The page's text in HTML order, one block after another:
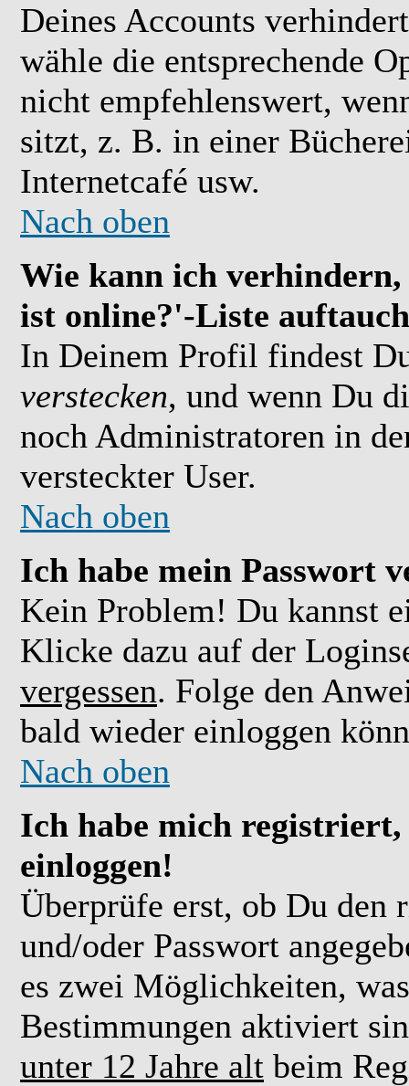
Deines Accounts
wähle die entsprechende
nicht empfehlenswert,
sitzt, z. B. in einer
Internetcafé usw.
Nach oben
Wie kann ich
ist online?'-Liste
In Deinem Profil findest
verstecken, und wenn Du
noch Administratoren in
versteckter User.
Nach oben
Ich habe mein Passwort
Kein Problem! Du kannst
Klicke dazu auf der
vergessen. Folge den
bald wieder einloggen
Nach oben
Ich habe mich
einloggen!
Überprüfe erst, ob Du den
und/oder Passwort
es zwei Möglichkeiten,
Bestimmungen aktiviert
unter 12 Jahre alt beim